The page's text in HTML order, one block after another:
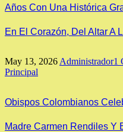
Años Con Una Histórica
En El Corazón, Del Altar A
May 13, 2026 Administrador1
Principal
Obispos Colombianos
Madre Carmen Rendiles Y